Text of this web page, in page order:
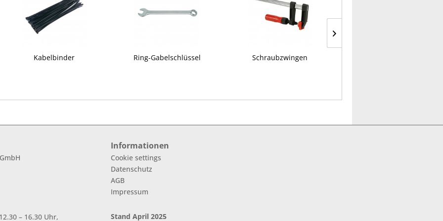
Kabelbinder Ring-Gabelschlüssel Schraubzwingen
– 16.30 Uhr,
Informationen
Cookie settings
Datenschutz
AGB
Impressum
Stand April 2025